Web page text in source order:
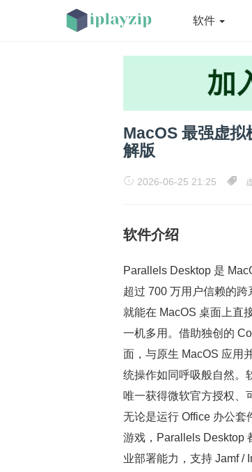
软件
MacOS 最强虚
解版
2026-06-25 21:25
软件介绍
Parallels Desktop 是
超过 700 万用户信赖的
就能在 MacOS 桌面上直
一机多用。借助独创的
面，与原生 MacOS 应用
统操作如同呼吸般自然。
唯一获得微软官方授权、
无论是运行 Office 办公套
游戏，Parallels Desktop
业部署能力，支持 Jamf /